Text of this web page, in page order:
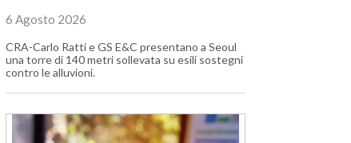
6 Agosto 2026
CRA-Carlo Ratti e GS E&C presentano a Seoul
una torre di 140 metri sollevata su esili sostegni
contro le alluvioni.